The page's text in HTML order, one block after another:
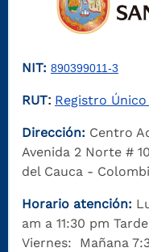
NIT: 890399011-3
RUT: Registro
Dirección: Centro
Avenida 2 Norte #
del Cauca -
Horario atención:
am a 11:30 pm
Viernes: Mañana